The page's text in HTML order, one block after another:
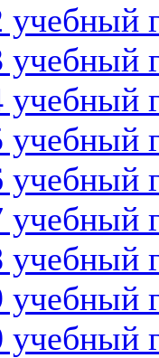
учебный
учебный
учебный
учебный
учебный
учебный
учебный
учебный
учебный